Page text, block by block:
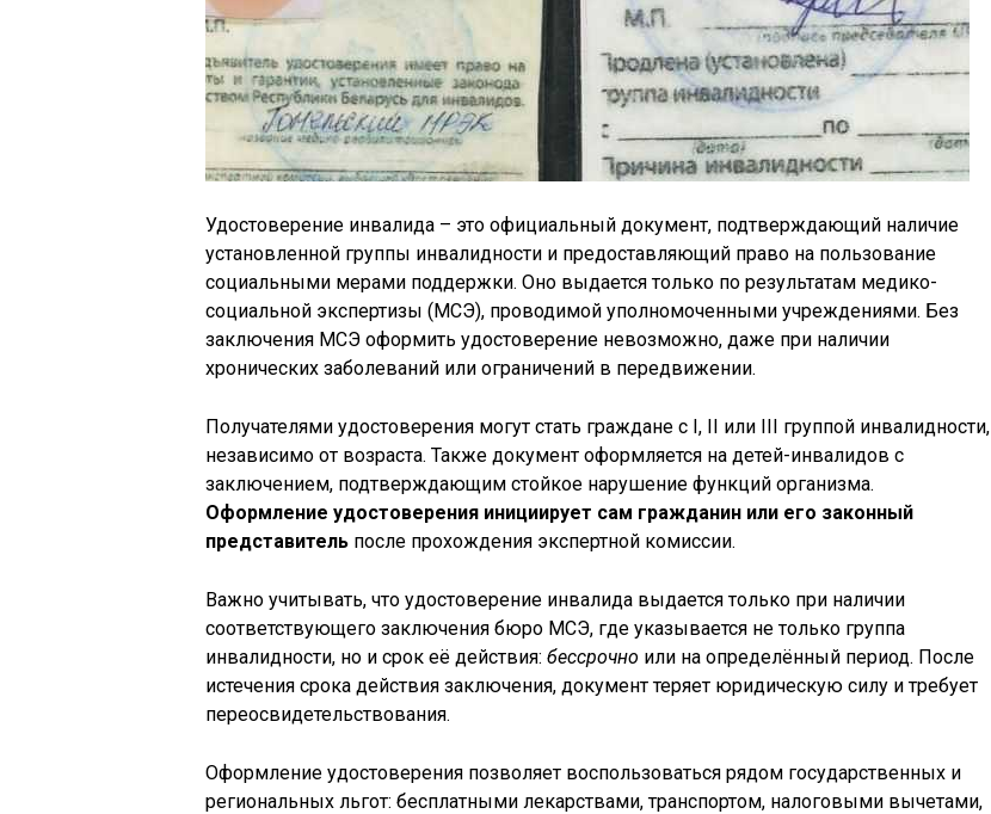
Удостоверение инвалида – это официальный документ, подтверждающий наличие
установленной группы инвалидности и предоставляющий право на пользование
социальными мерами поддержки. Оно выдается только по результатам медико-
социальной экспертизы (МСЭ), проводимой уполномоченными учреждениями. Без
заключения МСЭ оформить удостоверение невозможно, даже при наличии
хронических заболеваний или ограничений в передвижении.
Получателями удостоверения могут стать граждане с I, II или III группой инвалидности,
независимо от возраста. Также документ оформляется на детей-инвалидов с
заключением, подтверждающим стойкое нарушение функций организма.
Оформление удостоверения инициирует сам гражданин или его законный
представитель после прохождения экспертной комиссии.
Важно учитывать, что удостоверение инвалида выдается только при наличии
соответствующего заключения бюро МСЭ, где указывается не только группа
инвалидности, но и срок её действия: бессрочно или на определённый период. После
истечения срока действия заключения, документ теряет юридическую силу и требует
переосвидетельствования.
Оформление удостоверения позволяет воспользоваться рядом государственных и
региональных льгот: бесплатными лекарствами, транспортом, налоговыми вычетами,